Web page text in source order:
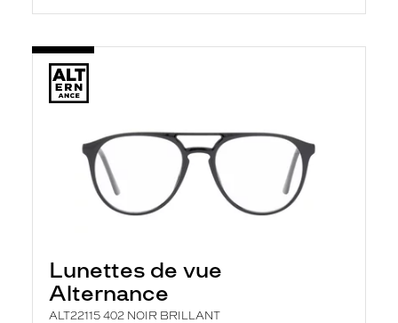
Lunettes de vue
Alternance
ALT22115 402 NOIR BRILLANT